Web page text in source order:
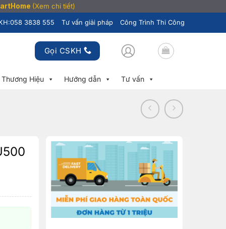
(Xem chi tiết)
058 3838 555 Tư vấn giải pháp Công Trình Thi Công
Gọi CSKH
Thương Hiệu Hướng dẫn Tư vấn